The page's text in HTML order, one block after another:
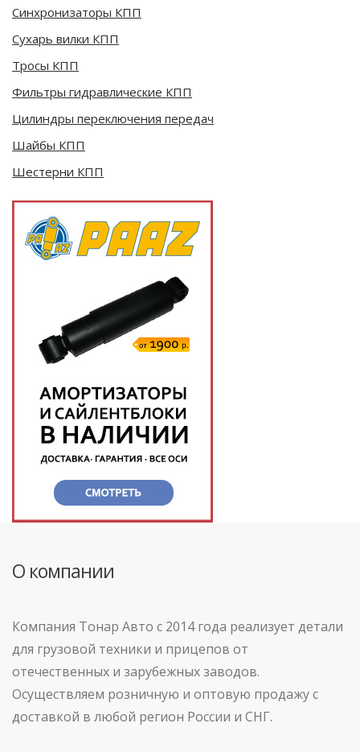
Синхронизаторы КПП
Сухарь вилки КПП
Тросы КПП
Фильтры гидравлические КПП
Цилиндры переключения передач
Шайбы КПП
Шестерни КПП
О компании
Компания Тонар Авто с 2014 года реализует детали
для грузовой техники и прицепов от
отечественных и зарубежных заводов.
Осуществляем розничную и оптовую продажу с
доставкой в любой регион России и СНГ.